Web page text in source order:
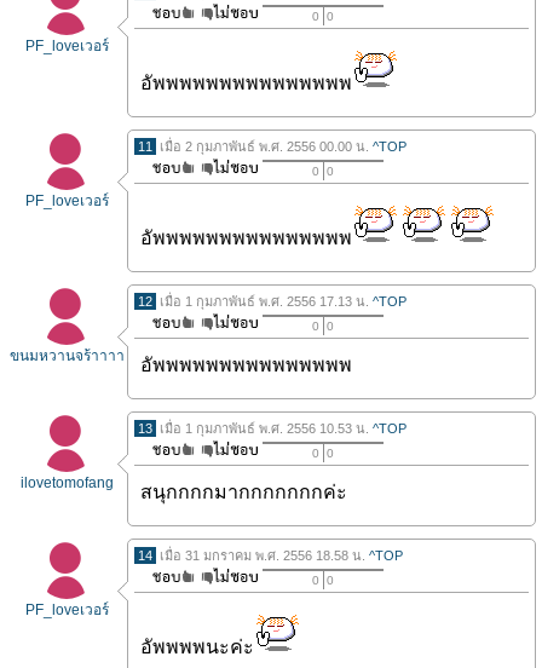
PF_loveเวอร์
0 0
อัพพพพพพพพพพพพพพพ
PF_loveเวอร์
11 เมื่อ 2 กุมภาพันธ์ พ.ศ. 2556 00.00 น. ^TOP
0 0
อัพพพพพพพพพพพพพพพ
ขนมหวานจร้าาาา
12 เมื่อ 1 กุมภาพันธ์ พ.ศ. 2556 17.13 น. ^TOP
0 0
อัพพพพพพพพพพพพพพพ
ilovetomofang
13 เมื่อ 1 กุมภาพันธ์ พ.ศ. 2556 10.53 น. ^TOP
0 0
สนุกกกกมากกกกกกกค่ะ
PF_loveเวอร์
14 เมื่อ 31 มกราคม พ.ศ. 2556 18.58 น. ^TOP
0 0
อัพพพพนะค่ะ